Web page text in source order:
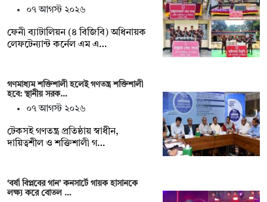
০৭ আগস্ট ২০২৬
ফেনী ব্যাটালিয়ন (৪ বিজিবি) অধিনায়ক
লেফটেন্যান্ট কর্নেল এম এ…
গণমাধ্যম শক্তিশালী হলেই গণতন্ত্র শক্তিশালী
হবে: স্থানীয় সরক…
০৭ আগস্ট ২০২৬
টেকসই গণতন্ত্র প্রতিষ্ঠায় স্বাধীন,
দায়িত্বশীল ও শক্তিশালী গ…
‘বর্ষা বিপ্লবের গান’ কনসার্টে গায়ক হাসানকে
লক্ষ্য করে বোতল …